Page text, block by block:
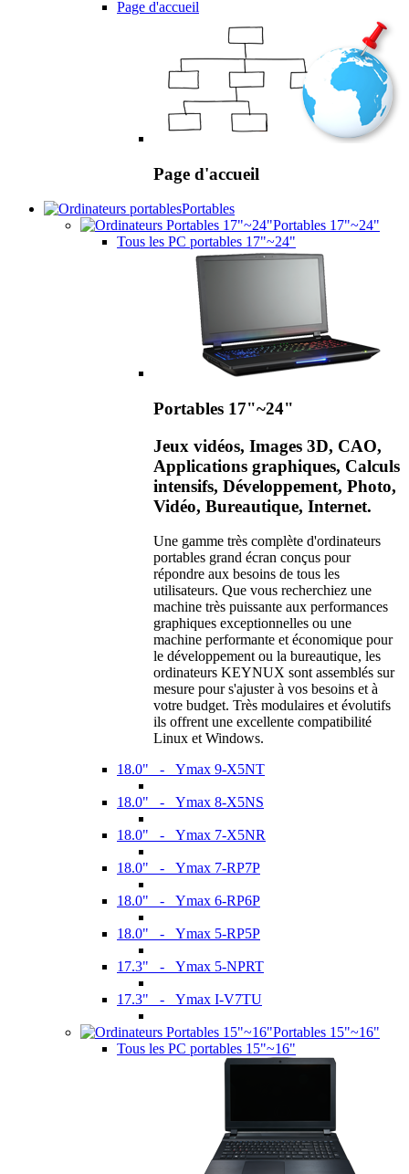
Page d'accueil
Page d'accueil
Portables
Portables 17"~24"
Tous les PC portables 17"~24"
Portables 17"~24"
Jeux vidéos, Images 3D, CAO,
Applications graphiques, Calculs
intensifs, Développement, Photo,
Vidéo, Bureautique, Internet.
Une gamme très complète d'ordinateurs
portables grand écran conçus pour
répondre aux besoins de tous les
utilisateurs. Que vous recherchiez une
machine très puissante aux performances
graphiques exceptionnelles ou une
machine performante et économique pour
le développement ou la bureautique, les
ordinateurs KEYNUX sont assemblés sur
mesure pour s'ajuster à vos besoins et à
votre budget. Très modulaires et évolutifs
ils offrent une excellente compatibilité
Linux et Windows.
18.0" - Ymax 9-X5NT
18.0" - Ymax 8-X5NS
18.0" - Ymax 7-X5NR
18.0" - Ymax 7-RP7P
18.0" - Ymax 6-RP6P
18.0" - Ymax 5-RP5P
17.3" - Ymax 5-NPRT
17.3" - Ymax I-V7TU
Portables 15"~16"
Tous les PC portables 15"~16"